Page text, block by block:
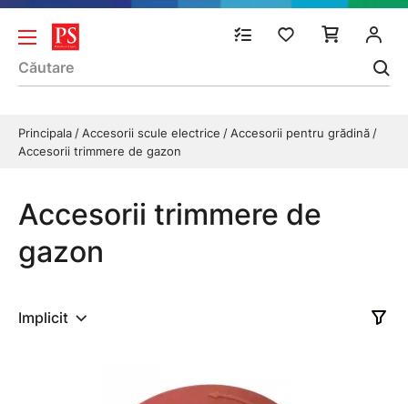
Principala Accesorii scule electrice
Accesorii pentru grădină
Accesorii trimmere de gazon
Accesorii trimmere de
gazon
Implicit